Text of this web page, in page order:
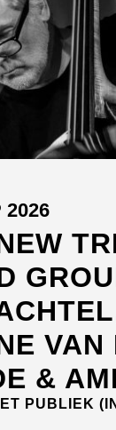
VAN
&
PUBLIEK
2026